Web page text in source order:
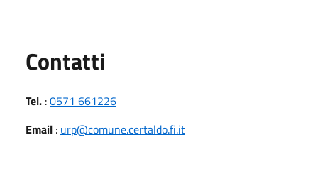
Contatti
Tel. :0571 661226
Email : urp@comune.certaldo.fi.it